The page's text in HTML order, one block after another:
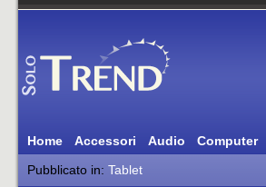
Home Accessori Audio Computer
Pubblicato in: Tablet